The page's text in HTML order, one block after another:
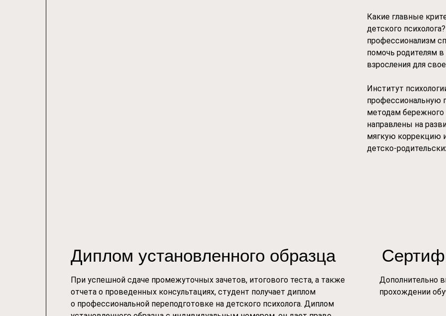
Какие главные
детского
профессионализм
помочь родителям
взросления для
Институт
профессиональную
методам бережного
направлены на
мягкую коррекцию
детско-
Диплом установленного образца
При успешной сдаче промежуточных зачетов, итогового теста, а также
отчета о проведенных консультациях, студент получает диплом
о профессиональной переподготовке на детского психолога. Диплом
Дополнительно
прохождении